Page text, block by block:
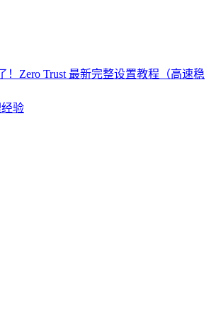
！Zero Trust 最新完整设置教程（高速稳
验